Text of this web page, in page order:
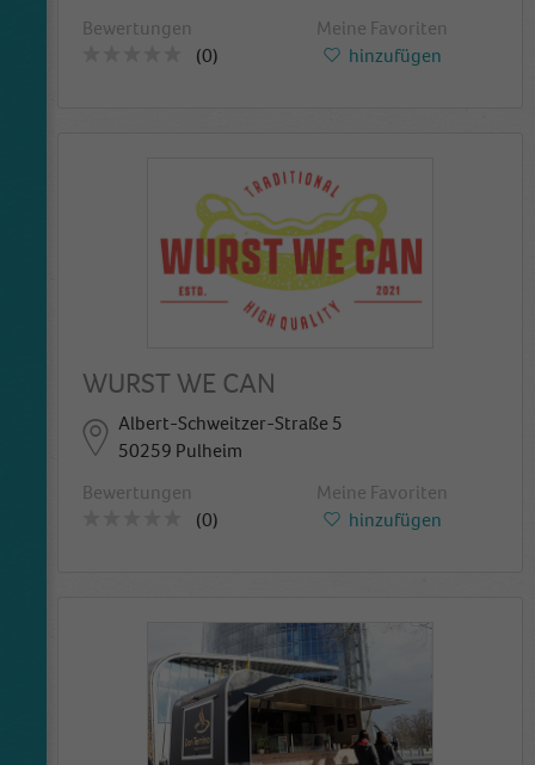
Bewertungen
(0)
Meine Favoriten
hinzufügen
WURST WE CAN
Albert-Schweitzer-Straße 5
50259 Pulheim
Bewertungen
(0)
Meine Favoriten
hinzufügen